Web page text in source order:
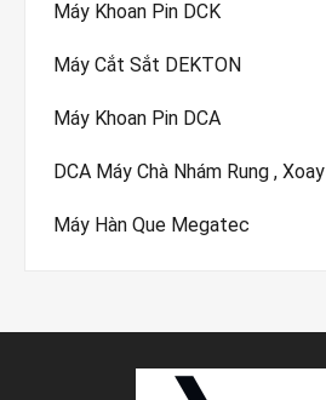
Máy Khoan Pin DCK
Máy Cắt Sắt DEKTON
Máy Khoan Pin DCA
DCA Máy Chà Nhám Rung , Xoay
Máy Hàn Que Megatec